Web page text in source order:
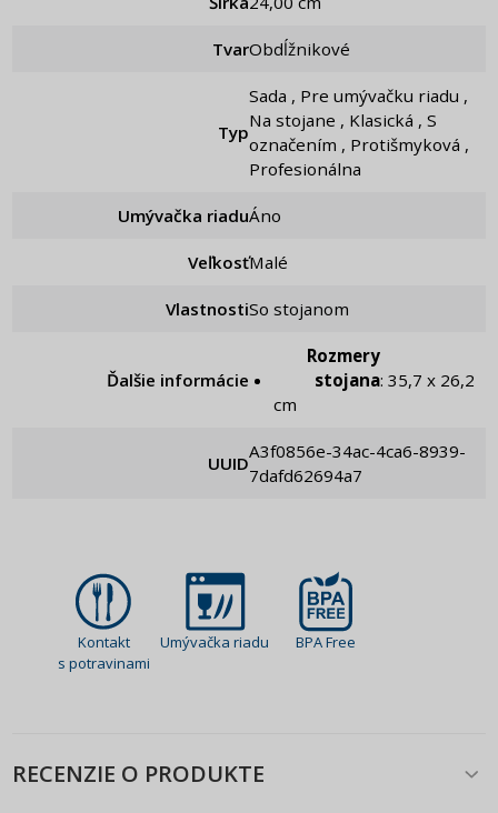
Tvar Obdĺžnikové
Typ
Sada , Pre umývačku riadu ,
Na stojane , Klasická , S
označením , Protišmyková ,
Profesionálna
Umývačka riadu Áno
Veľkosť Malé
Vlastnosti So stojanom
Ďalšie informácie
Rozmery
stojana: 35,7 x 26,2
cm
UUID
a3f0856e-34ac-4ca6-8939-
7dafd62694a7
Kontakt
s potravinami
Umývačka riadu BPA Free
RECENZIE O PRODUKTE